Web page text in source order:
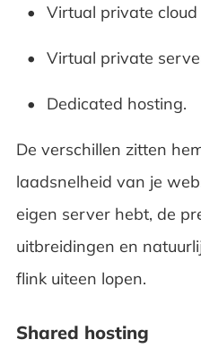
Virtual private
Virtual private
Dedicated hosting.
De verschillen zitten
laadsnelheid van je
eigen server hebt, de
uitbreidingen en
flink uiteen lopen.
Shared hosting